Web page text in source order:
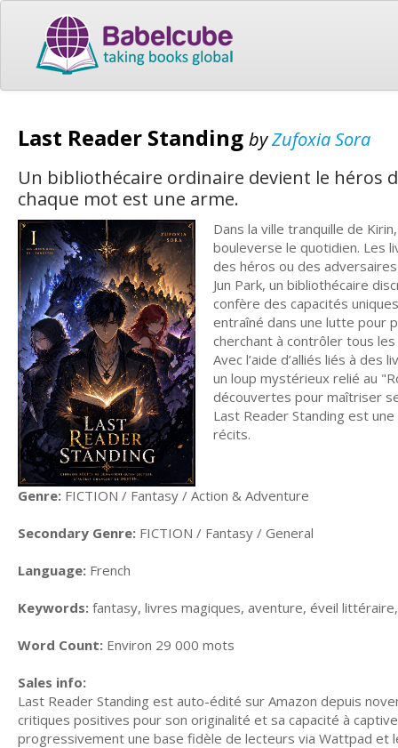
Last Reader Standing byZufoxia Sora
Un bibliothécaire ordinaire devient le héros
chaque mot est une arme.
Dans la ville tranquille de
bouleverse le quotidien. Les
des héros ou des
Jun Park, un bibliothécaire
confère des capacités
entraîné dans une lutte pour
cherchant à contrôler tous
Avec l’aide d’alliés liés à
un loup mystérieux relié au
découvertes pour maîtriser
Last Reader Standing est
récits.
Genre: FICTION / Fantasy / Action & Adventure
Secondary Genre: FICTION / Fantasy / General
Language: French
Keywords: fantasy, livres magiques, aventure, éveil
Word Count: Environ 29 000 mots
Sales info:
Last Reader Standing est auto-édité sur Amazon depuis
critiques positives pour son originalité et sa capacité à
progressivement une base fidèle de lecteurs via Wattpad et